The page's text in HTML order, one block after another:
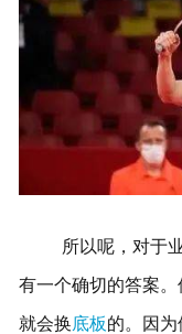
所以呢，对于
有一个确切的答案
就会换底板的。因